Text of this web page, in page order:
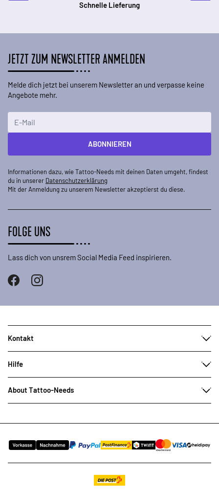
Schnelle Lieferung
JETZT ZUM NEWSLETTER ANMELDEN
Melde dich jetzt bei unserem Newsletter an und verpasse keine
Angebote mehr.
ABONNIEREN
Informationen dazu, wie Tattoo-Needs mit deinen Daten umgeht, findest
du in unserer Datenschutzerklärung
Mit der Anmeldung zu unserem Newsletter akzeptierst du diese.
FOLGE UNS
Lass dich von unsrem Social Media Feed inspirieren.
Kontakt
Hilfe
About Tattoo-Needs